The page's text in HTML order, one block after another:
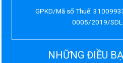
GPKD/Mã số Thuế:
0005/2019/
NHỮNG ĐIỀU